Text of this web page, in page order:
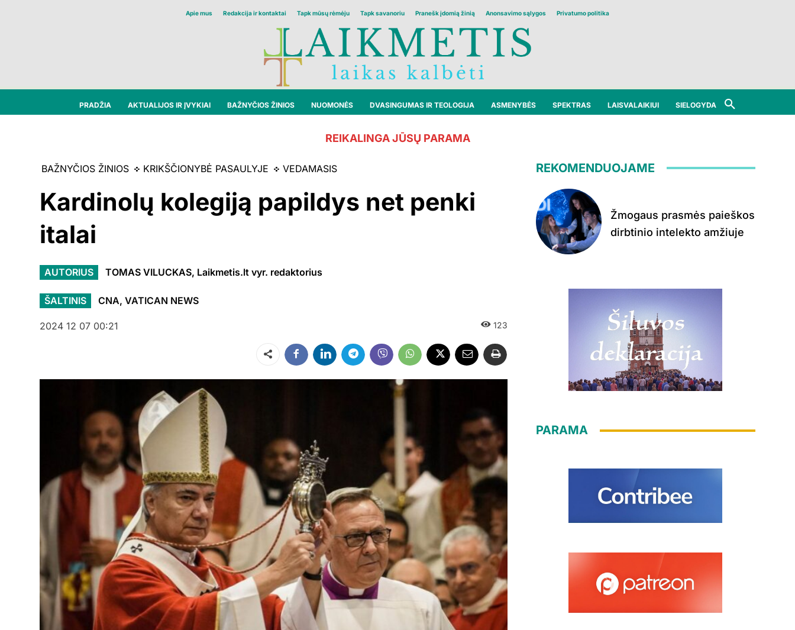
Apie mus Redakcija ir kontaktai Tapk mūsų rėmėju Tapk savanoriu Pranešk įdomią žinią Anonsavimo sąlygos Privatumo politika
PRADŽIA AKTUALIJOS IR ĮVYKIAI BAŽNYČIOS ŽINIOS NUOMONĖS DVASINGUMAS IR TEOLOGIJA ASMENYBĖS SPEKTRAS LAISVALAIKIUI SIELOGYDA
REIKALINGA JŪSŲ PARAMA
BAŽNYČIOS ŽINIOS KRIKŠČIONYBĖ PASAULYJE VEDAMASIS
Kardinolų kolegiją papildys net penki
italai
AUTORIUS TOMAS VILUCKAS, Laikmetis.lt vyr. redaktorius
ŠALTINIS CNA, VATICAN NEWS
2024 12 07 00:21 123
Dalintis
REKOMENDUOJAME
Žmogaus prasmės paieškos
dirbtinio intelekto amžiuje
PARAMA